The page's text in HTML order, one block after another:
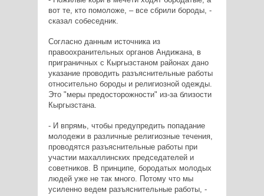
вот те, кто помоложе, – все сбрили бороды, -
сказал собеседник.
Согласно данным источника из
правоохранительных органов Андижана, в
приграничных с Кыргызстаном районах дано
указание проводить разъяснительные работы
относительно бороды и религиозной одежды.
Это "меры предосторожности" из-за близости
Кыргызстана.
- И впрямь, чтобы предупредить попадание
молодежи в различные религиозные течения,
проводятся разъяснительные работы при
участии махаллинских председателей и
советников. В принципе, бородатых молодых
людей уже не так много. Потому что мы
усиленно ведем разъяснительные работы, -